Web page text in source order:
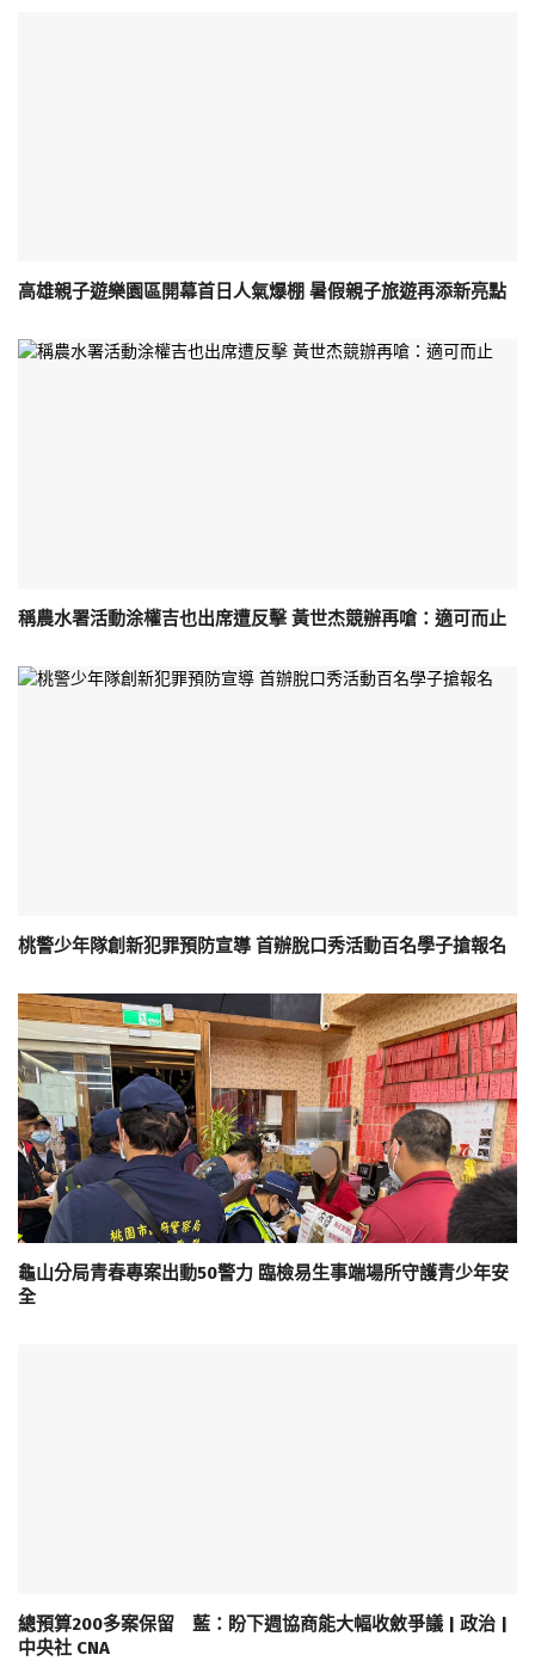
高雄親子遊樂園區開幕首日人氣爆棚 暑假親子旅遊再添新亮點
稱農水署活動涂權吉也出席遭反擊 黃世杰競辦再嗆：適可而止
桃警少年隊創新犯罪預防宣導 首辦脫口秀活動百名學子搶報名
龜山分局青春專案出動50警力 臨檢易生事端場所守護青少年安
全
總預算200多案保留 藍：盼下週協商能大幅收斂爭議 | 政治 |
中央社 CNA